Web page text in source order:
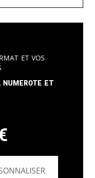
et vos
et